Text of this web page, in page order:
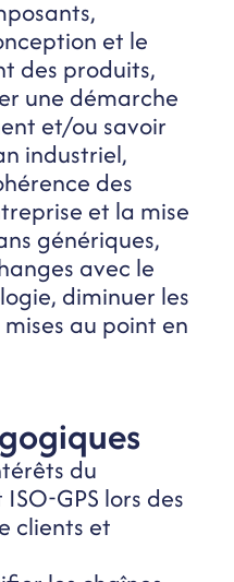
et le
des produits,
une démarche
et/ou savoir
industriel,
des
et la mise
génériques,
avec le
diminuer les
au point en
du
GPS lors des
clients et